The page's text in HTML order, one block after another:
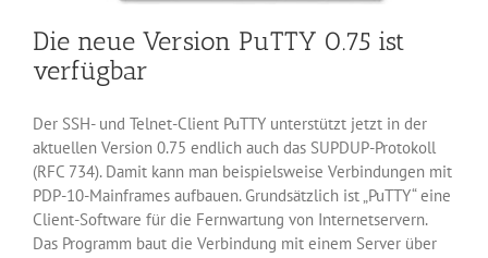
Die neue Version PuTTY 0.75 ist
verfügbar
Der SSH- und Telnet-Client PuTTY unterstützt jetzt in der
aktuellen Version 0.75 endlich auch das SUPDUP-Protokoll
(RFC 734). Damit kann man beispielsweise Verbindungen mit
PDP-10-Mainframes aufbauen. Grundsätzlich ist „PuTTY“ eine
Client-Software für die Fernwartung von Internetservern.
Das Programm baut die Verbindung mit einem Server über